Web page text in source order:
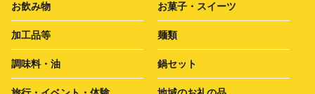
お飲み物 お菓子・スイーツ
加工品等 麺類
調味料・油 鍋セット